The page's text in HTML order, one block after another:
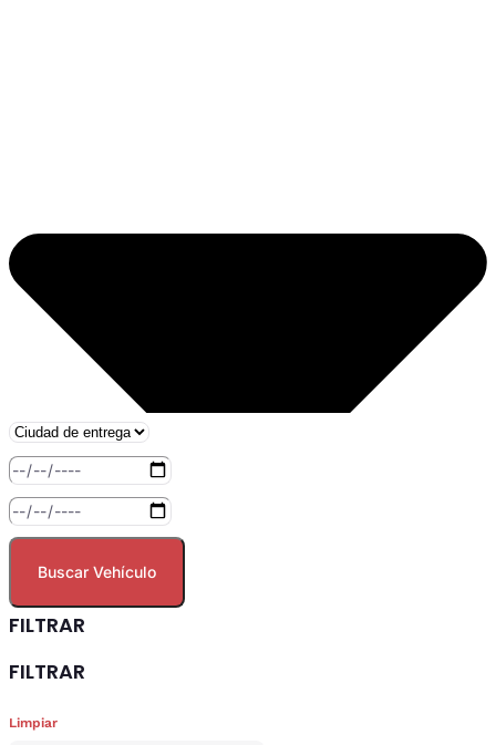
Buscar Vehículo
FILTRAR
FILTRAR
Limpiar